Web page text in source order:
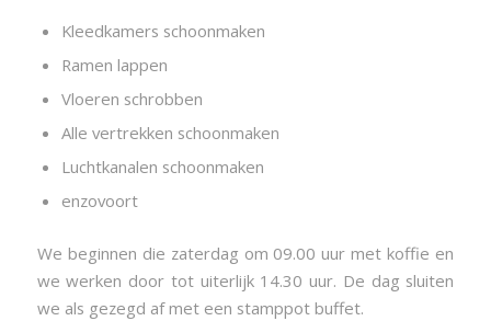
Kleedkamers schoonmaken
Ramen lappen
Vloeren schrobben
Alle vertrekken schoonmaken
Luchtkanalen schoonmaken
enzovoort
We beginnen die zaterdag om 09.00 uur met koffie en
we werken door tot uiterlijk 14.30 uur. De dag sluiten
we als gezegd af met een stamppot buffet.